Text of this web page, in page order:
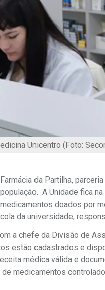
Unicentro (Foto:
Farmácia da Partilha,
população. A Unidade fica
medicamentos doados por
da universidade,
a chefe da Divisão de
estão cadastrados e
médica válida e
de medicamentos